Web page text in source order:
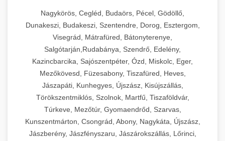
Nagykörös, Cegléd, Budaörs, Pécel, Gödöllő,
Dunakeszi, Budakeszi, Szentendre, Dorog, Esztergom,
Visegrád, Mátrafüred, Bátonyterenye,
Salgótarján,Rudabánya, Szendrő, Edelény,
Kazincbarcika, Sajószentpéter, Ózd, Miskolc, Eger,
Mezőkövesd, Füzesabony, Tiszafüred, Heves,
Jászapáti, Kunhegyes, Újszász, Kisújszállás,
Törökszentmiklós, Szolnok, Martfű, Tiszaföldvár,
Túrkeve, Mezőtúr, Gyomaendrőd, Szarvas,
Kunszentmárton, Csongrád, Abony, Nagykáta, Újszász,
Jászberény, Jászfényszaru, Jászárokszállás, Lőrinci,